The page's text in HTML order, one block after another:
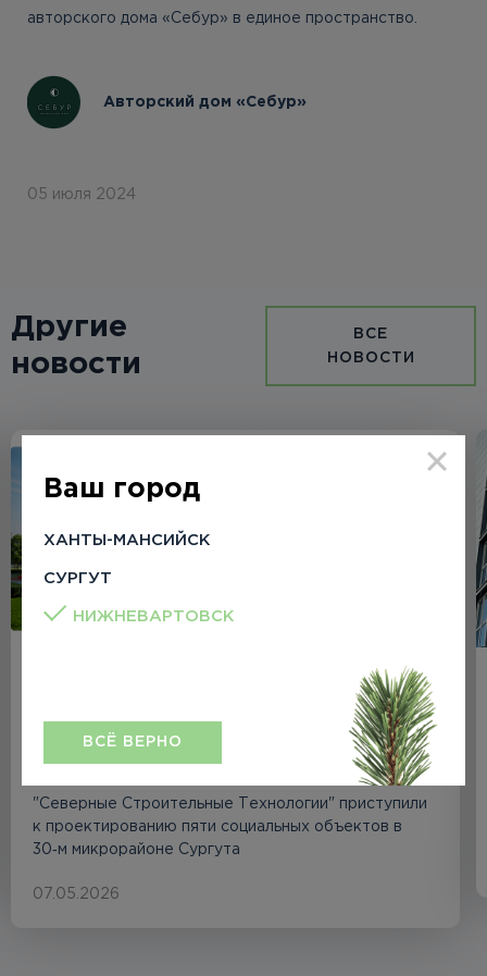
Ваш город
ХАНТЫ-МАНСИЙСК
СУРГУТ
НИЖНЕВАРТОВСК
ВСЁ ВЕРНО
авторского дома «Себур» в единое пространство.
Авторский дом «Себур»
05 июля 2024
Другие
новости
ВСЕ
НОВОСТИ
жителей 30 мкр. г. Сургута
социальной инфраструктурой
"Северные Строительные Технологии" приступили
к проектированию пяти социальных объектов в
30‑м микрорайоне Сургута
07.05.2026